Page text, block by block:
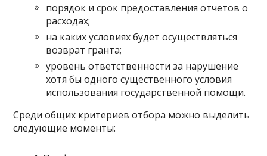
порядок и срок предоставления отчетов о
расходах;
на каких условиях будет осуществляться
возврат гранта;
уровень ответственности за нарушение
хотя бы одного существенного условия
использования государственной помощи.
Среди общих критериев отбора можно выделить
следующие моменты: